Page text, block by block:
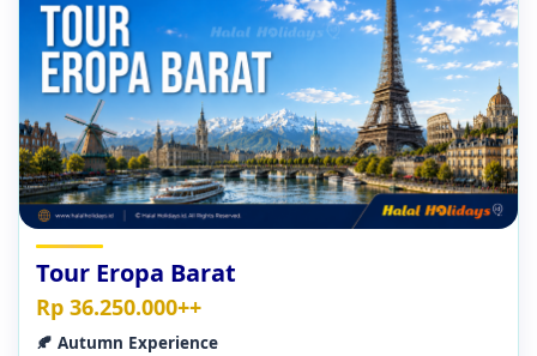
Tour Eropa Barat
Rp 36.250.000++
🍂 Autumn Experience